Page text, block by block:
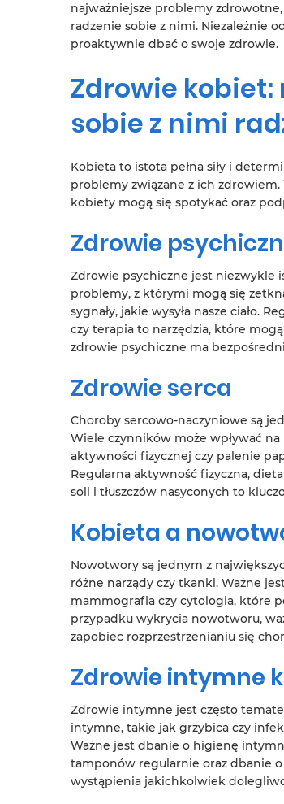
najważniejsze problemy
radzenie sobie z nimi. Niezależnie
proaktywnie dbać o swoje zdrowie.
Zdrowie
sobie z nimi
Kobieta to istota pełna siły i
problemy związane z ich
kobiety mogą się spotykać oraz
Zdrowie
Zdrowie psychiczne jest niezwykle
problemy, z którymi mogą się
sygnały, jakie wysyła nasze ciało.
czy terapia to narzędzia, które
zdrowie psychiczne ma
Zdrowie serca
Choroby sercowo-naczyniowe są
Wiele czynników może wpływać
aktywności fizycznej czy palenie
Regularna aktywność fizyczna,
soli i tłuszczów nasyconych to
Kobieta a
Nowotwory są jednym z
różne narządy czy tkanki. Ważne
mammografia czy cytologia, które
przypadku wykrycia nowotworu,
zapobiec rozprzestrzenianiu się
Zdrowie intymne
Zdrowie intymne jest często
intymne, takie jak grzybica czy
Ważne jest dbanie o higienę
tamponów regularnie oraz dbanie
wystąpienia jakichkolwiek